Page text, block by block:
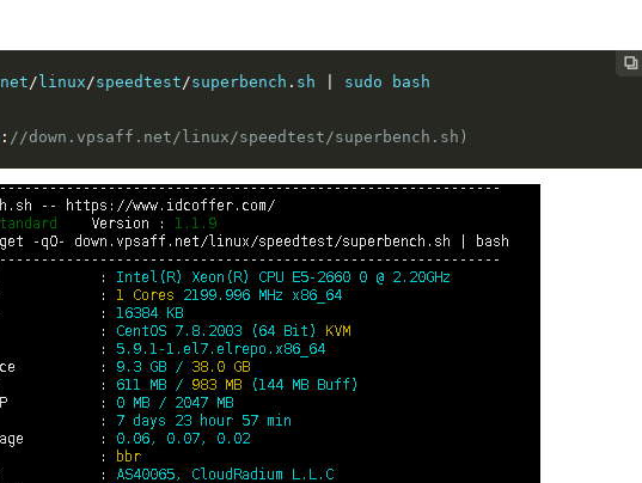




net /linux /speedtest /superbench . sh
: //down.vpsaff.net/linux/speedtest/superbench.sh)